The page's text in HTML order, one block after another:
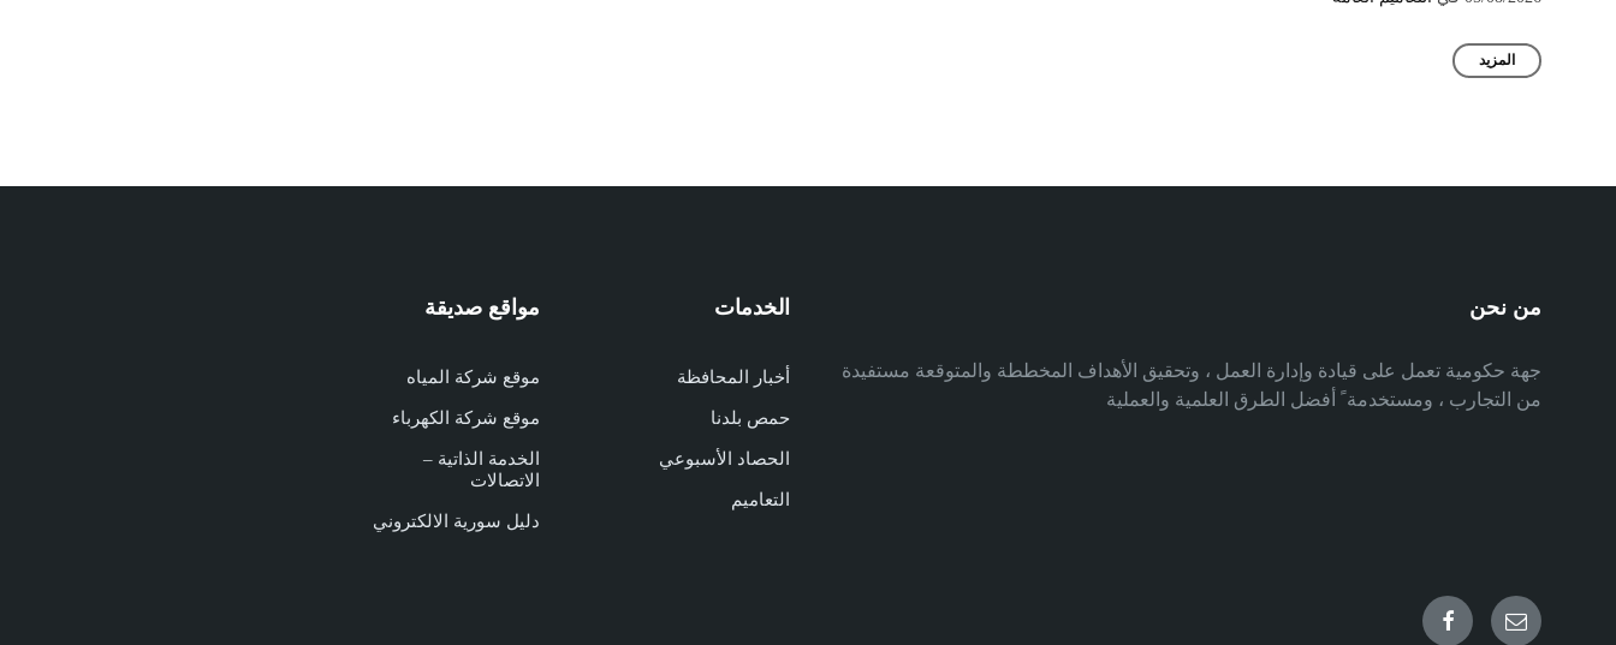
المزيد
من نحن
جهة حكومية تعمل على قيادة وإدارة العمل ، وتحقيق الأهداف المخططة والمتوقعة مستفيدة
من التجارب ، ومستخدمة ً أفضل الطرق العلمية والعملية
الخدمات
أخبار المحافظة
حمص بلدنا
الحصاد الأسبوعي
التعاميم
مواقع صديقة
موقع شركة المياه
موقع شركة الكهرباء
الخدمة الذاتية –
الاتصالات
دليل سورية الالكتروني
Email
Facebook